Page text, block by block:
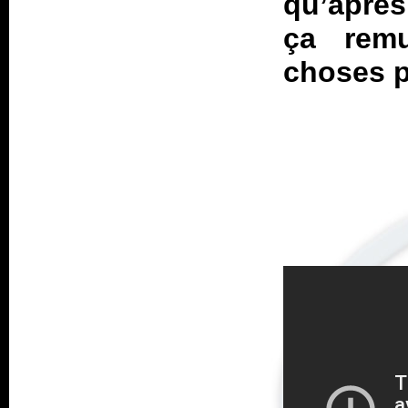
ça
choses